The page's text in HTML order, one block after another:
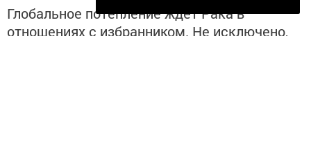
Глобальное потепление ждет Рака в
отношениях с избранником. Не исключено,